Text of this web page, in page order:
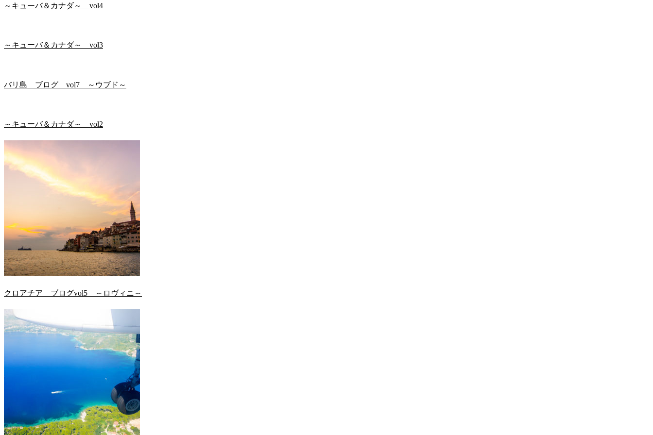
～キューバ＆カナダ～ vol4
～キューバ＆カナダ～ vol3
バリ島 ブログ vol7 ～ウブド～
～キューバ＆カナダ～ vol2
クロアチア ブログvol5 ～ロヴィニ～